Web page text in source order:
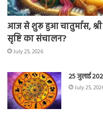
आज से शुरू हुआ चातुर्मास,
सृष्टि का संचालन?
July 25, 2026
25 जुलाई
July 25,